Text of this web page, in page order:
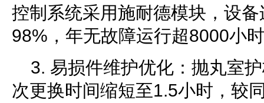
控制系统采用施耐德模块，设
98%，年无故障运行超8000小
3. 易损件维护优化：抛丸室
次更换时间缩短至1.5小时，较